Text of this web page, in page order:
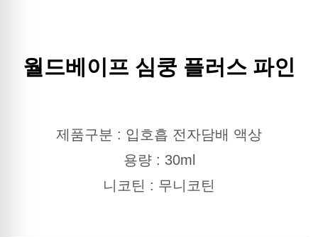
월드베이프 심쿵 플러스 파인
제품구분 : 입호흡 전자담배 액상
용량 : 30ml
니코틴 : 무니코틴